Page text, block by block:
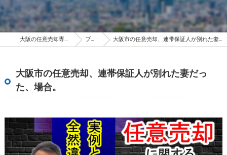
大阪の任意売却専門相談室 ブログ 大阪市の任意売却、連帯保証人が別れた妻だった、場合。
大阪市の任意売却、連帯保証人が別れた妻だっ
た、場合。